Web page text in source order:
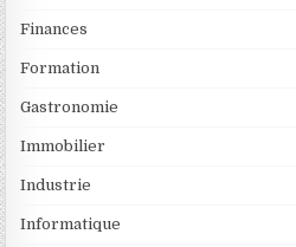
Finances
Formation
Gastronomie
Immobilier
Industrie
Informatique